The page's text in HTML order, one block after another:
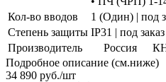
Кол-во вводов
1 (Один) | под
Степень защиты IP31 | под
Производитель
Россия
Подробное описание (см.ниже)
34 890 руб./шт